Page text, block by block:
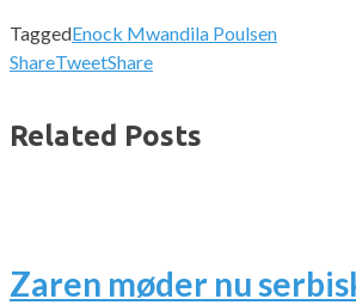
TaggedEnock Mwandila Poulsen
ShareTweetShare
Related Posts
Zaren møder nu